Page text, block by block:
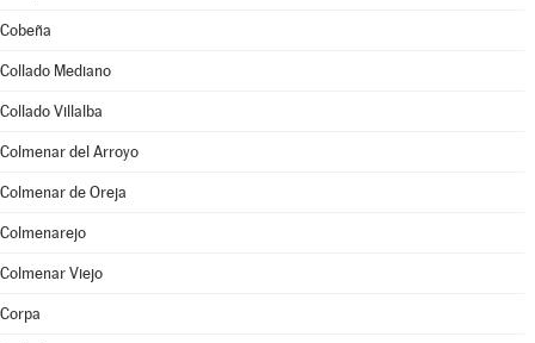
Cobeña
Collado Mediano
Collado Villalba
Colmenar del Arroyo
Colmenar de Oreja
Colmenarejo
Colmenar Viejo
Corpa